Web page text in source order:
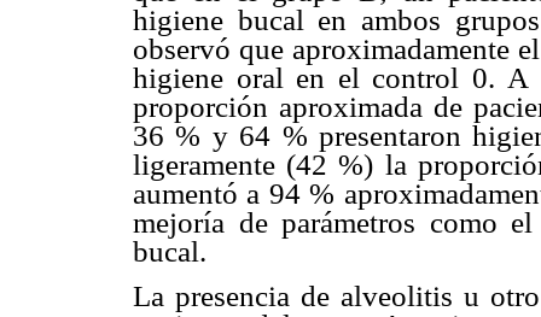
higiene bucal en ambos
observó que aproximadamente
higiene oral en el control 0.
proporción aproximada de
36 % y 64 % presentaron
ligeramente (42 %) la
aumentó a 94 %
mejoría de parámetros como
bucal.
La presencia de alveolitis u